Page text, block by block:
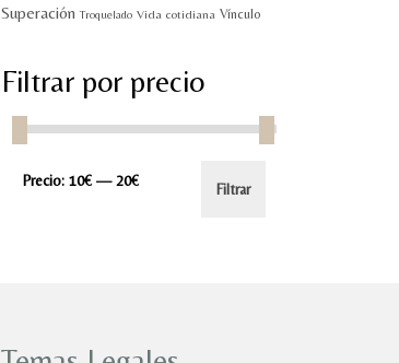
Superación Troquelado Vida cotidiana Vínculo
Filtrar por precio
Precio
Precio
Filtrar
Precio: 10€— 20€